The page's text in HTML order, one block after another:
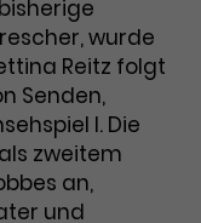
werden,
gewährt.
Google
Cookie
und
berechnen
die es uns
und
helfen sie
besser auf
wurde
Reitz folgt
Senden,
I. Die
zweitem
an,
und